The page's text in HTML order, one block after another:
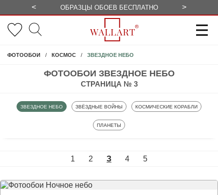
< ОБРАЗЦЫ ОБОЕВ БЕСПЛАТНО >
ФОТООБОИ ЗВЕЗДНОЕ НЕБО
СТРАНИЦА № 3
ФОТООБОИ КОСМОС ЗВЕЗДНОЕ НЕБО
ФОТООБОИ
ЗВЕЗДНОЕ НЕБО ФОТООБОИ
ЗВЁЗДНЫЕ ВОЙНЫ ФОТООБОИ
КОСМИЧЕСКИЕ КОРАБЛИ
ФОТООБОИ
ПЛАНЕТЫ
1 2 3 4 5